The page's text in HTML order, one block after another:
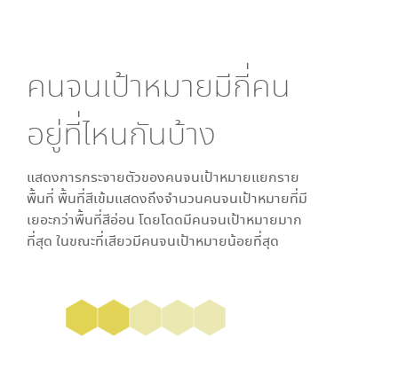
คนจนเป้าหมายมีกี่คน
อยู่ที่ไหนกันบ้าง
แสดงการกระจายตัวของคนจนเป้าหมายแยกราย
พื้นที่ พื้นที่สีเข้มแสดงถึงจำนวนคนจนเป้าหมายที่มี
เยอะกว่าพื้นที่สีอ่อน โดยโดดมีคนจนเป้าหมายมาก
ที่สุด ในขณะที่เสียวมีคนจนเป้าหมายน้อยที่สุด